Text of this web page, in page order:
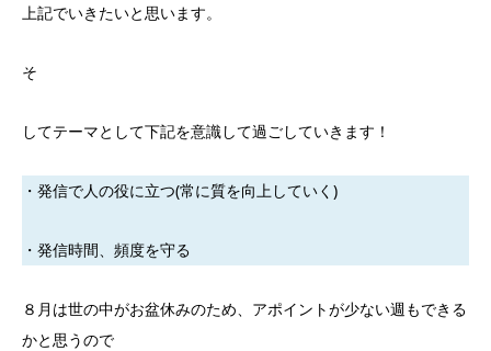
上記でいきたいと思います。
そ
してテーマとして下記を意識して過ごしていきます！
・発信で人の役に立つ(常に質を向上していく)
・発信時間、頻度を守る
８月は世の中がお盆休みのため、アポイントが少ない週もできる
かと思うので